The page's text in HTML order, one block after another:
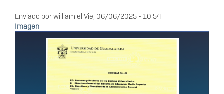
Enviado porwilliam el Vie, 06/06/2025 - 10:54
Imagen